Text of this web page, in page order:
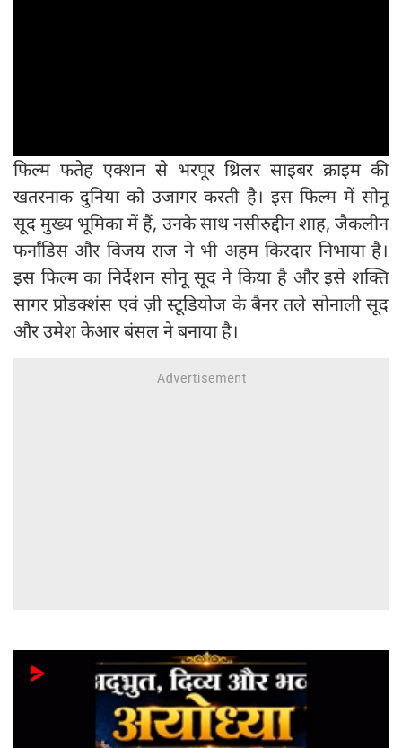
फिल्म फतेह एक्शन से भरपूर थ्रिलर साइबर क्राइम की
खतरनाक दुनिया को उजागर करती है। इस फिल्म में सोनू
सूद मुख्य भूमिका में हैं, उनके साथ नसीरुद्दीन शाह, जैकलीन
फर्नांडिस और विजय राज ने भी अहम किरदार निभाया है।
इस फिल्‍म का निर्देशन सोनू सूद ने किया है और इसे शक्ति
सागर प्रोडक्‍शंस एवं ज़ी स्‍टूडियोज के बैनर तले सोनाली सूद
और उमेश केआर बंसल ने बनाया है।